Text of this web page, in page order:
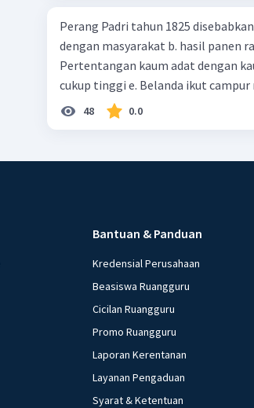
Perang Padri tahun 1825
dengan masyarakat b. hasil panen
Pertentangan kaum adat dengan
cukup tinggi e. Belanda ikut
48 0.0
Bantuan & Panduan
Kredensial Perusahaan
Beasiswa Ruangguru
Cicilan Ruangguru
Promo Ruangguru
Laporan Kerentanan
Layanan Pengaduan
Syarat & Ketentuan